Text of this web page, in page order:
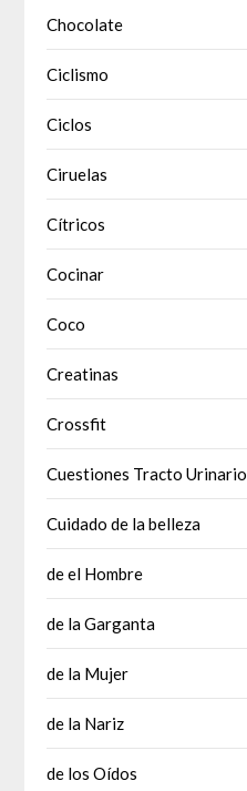
Chocolate
Ciclismo
Ciclos
Ciruelas
Cítricos
Cocinar
Coco
Creatinas
Crossfit
Cuestiones Tracto Urinario
Cuidado de la belleza
de el Hombre
de la Garganta
de la Mujer
de la Nariz
de los Oídos